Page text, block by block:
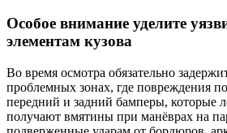
Особое внимание уделите
элементам кузова
Во время осмотра обязательно
проблемных зонах, где повреждения
передний и задний бамперы, которые
получают вмятины при манёврах на